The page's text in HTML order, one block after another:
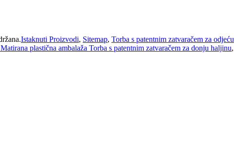
Istaknuti Proizvodi, Sitemap, Torba s patentnim zatvaračem za odjeću
plastična ambalaža Torba s patentnim zatvaračem za donju haljinu,